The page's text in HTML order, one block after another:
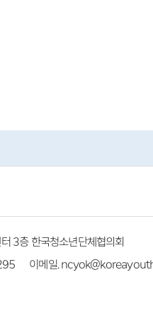
3층 한국청소년단체협의회
이메일.